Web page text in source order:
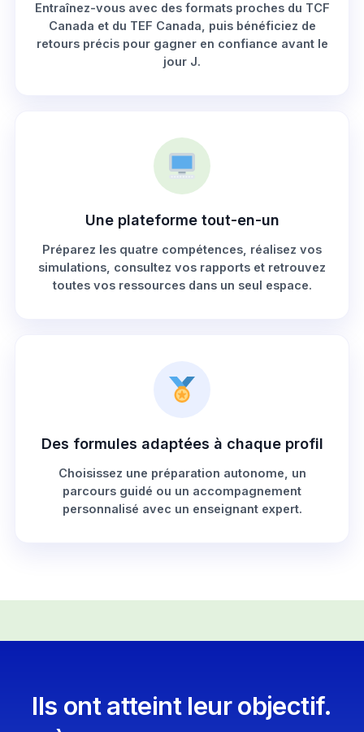
Entraînez-vous avec des formats proches du TCF
Canada et du TEF Canada, puis bénéficiez de
retours précis pour gagner en confiance avant le
jour J.
Une plateforme tout-en-un
Préparez les quatre compétences, réalisez vos
simulations, consultez vos rapports et retrouvez
toutes vos ressources dans un seul espace.
Des formules adaptées à chaque profil
Choisissez une préparation autonome, un
parcours guidé ou un accompagnement
personnalisé avec un enseignant expert.
Ils ont atteint leur objectif.